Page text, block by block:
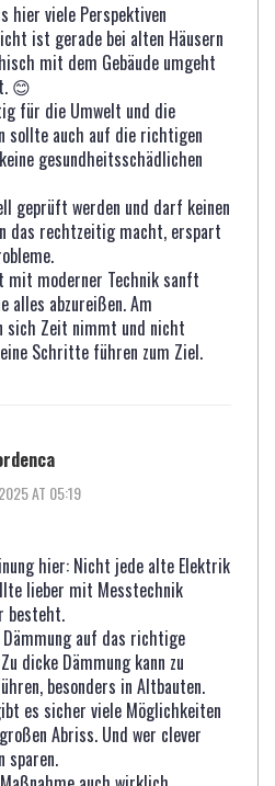
hier viele Perspektiven
ist gerade bei alten Häusern
mit dem Gebäude umgeht
😊
für die Umwelt und die
sollte auch auf die richtigen
gesundheitsschädlichen
geprüft werden und darf keinen
das rechtzeitig macht, erspart
mit moderner Technik sanft
alles abzureißen. Am
sich Zeit nimmt und nicht
Schritte führen zum Ziel.
AT 05:19
hier: Nicht jede alte Elektrik
lieber mit Messtechnik
besteht.
auf das richtige
dicke Dämmung kann zu
besonders in Altbauten.
es sicher viele Möglichkeiten
Abriss. Und wer clever
sparen.